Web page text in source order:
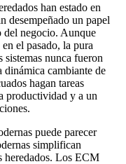
han estado en
desempeñado un papel
del negocio. Aunque
el pasado, la pura
sistemas nunca fueron
dinámica cambiante de
hagan tareas
productividad y a un
puede parecer
simplifican
heredados. Los ECM